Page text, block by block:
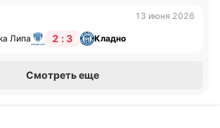
Бьёрн
13 июня 2026
Липа 2 : 3 Кладно
Смотреть еще